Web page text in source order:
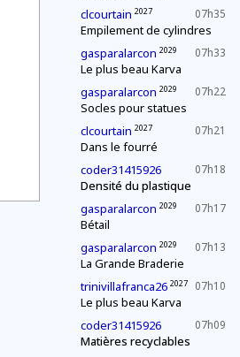
07h35
clcourtain 2027
Empilement de cylindres
07h33
gasparalarcon 2029
Le plus beau Karva
07h22
gasparalarcon 2029
Socles pour statues
07h21
clcourtain 2027
Dans le fourré
07h18
coder31415926
Densité du plastique
07h17
gasparalarcon 2029
Bétail
07h13
gasparalarcon 2029
La Grande Braderie
07h10
trinivillafranca26 2027
Le plus beau Karva
07h09
coder31415926
Matières recyclables